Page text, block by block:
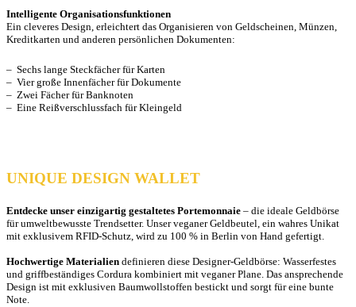
Intelligente Organisationsfunktionen
Ein cleveres Design, erleichtert das Organisieren von Geldscheinen, Münzen,
Kreditkarten und anderen persönlichen Dokumenten:
– Sechs lange Steckfächer für Karten
– Vier große Innenfächer für Dokumente
– Zwei Fächer für Banknoten
– Eine Reißverschlussfach für Kleingeld
UNIQUE DESIGN WALLET
Entdecke unser einzigartig gestaltetes Portemonnaie – die ideale Geldbörse
für umweltbewusste Trendsetter. Unser veganer Geldbeutel, ein wahres Unikat
mit exklusivem RFID-Schutz, wird zu 100 % in Berlin von Hand gefertigt.
Hochwertige Materialien definieren diese Designer-Geldbörse: Wasserfestes
und griffbeständiges Cordura kombiniert mit veganer Plane. Das ansprechende
Design ist mit exklusiven Baumwollstoffen bestickt und sorgt für eine bunte
Note.